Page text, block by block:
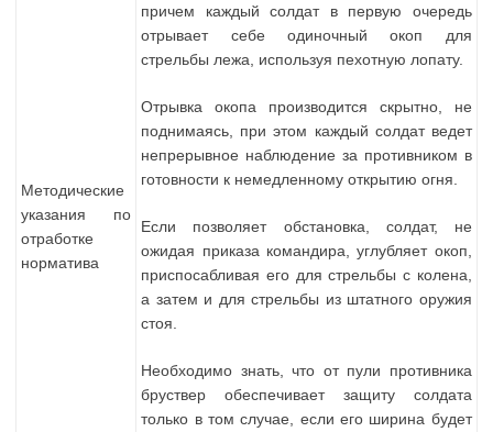
Методические
указания по
отработке
норматива
причем каждый солдат в первую очередь
отрывает себе одиночный окоп для
стрельбы лежа, используя пехотную лопату.
Отрывка окопа производится скрытно, не
поднимаясь, при этом каждый солдат ведет
непрерывное наблюдение за противником в
готовности к немедленному открытию огня.
Если позволяет обстановка, солдат, не
ожидая приказа командира, углубляет окоп,
приспосабливая его для стрельбы с колена,
а затем и для стрельбы из штатного оружия
стоя.
Необходимо знать, что от пули противника
бруствер обеспечивает защиту солдата
только в том случае, если его ширина будет